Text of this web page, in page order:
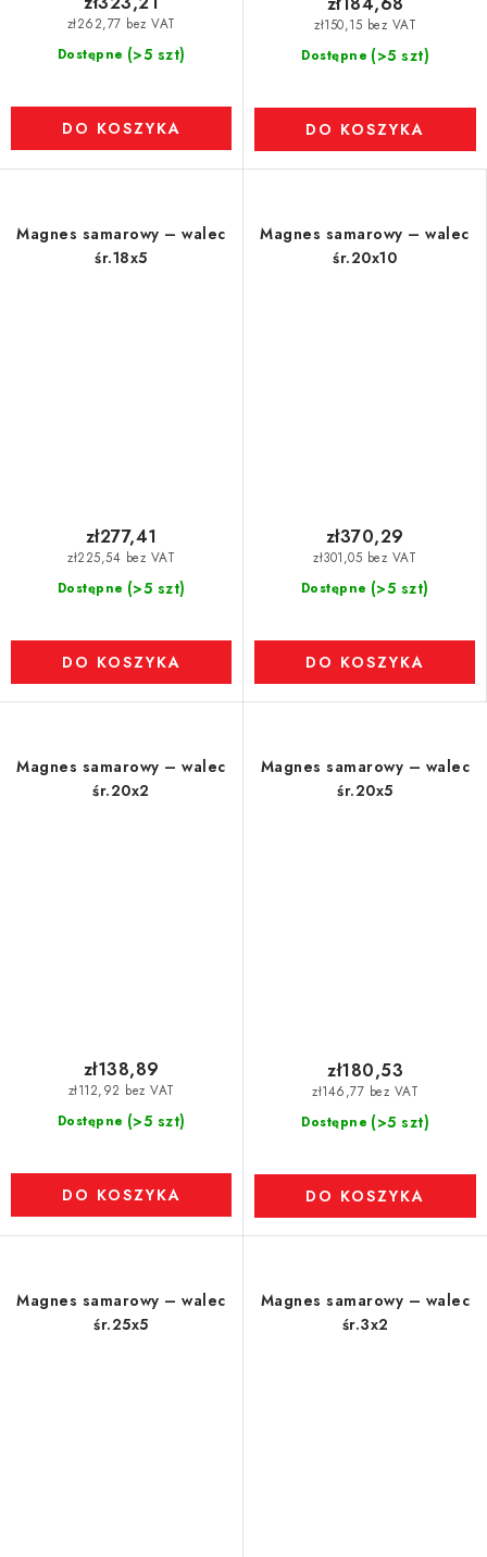
Dostępne (>5 szt)
zł262,77 bez VAT
DO KOSZYKA
Dostępne (>5 szt)
zł150,15 bez VAT
DO KOSZYKA
Magnes samarowy – walec
śr.18x5
Dostępne (>5 szt)
zł225,54 bez VAT
zł277,41
DO KOSZYKA
Magnes samarowy – walec
śr.20x10
Dostępne (>5 szt)
zł301,05 bez VAT
zł370,29
DO KOSZYKA
Magnes samarowy – walec
śr.20x2
Dostępne (>5 szt)
zł112,92 bez VAT
zł138,89
DO KOSZYKA
Magnes samarowy – walec
śr.20x5
Dostępne (>5 szt)
zł146,77 bez VAT
zł180,53
DO KOSZYKA
Magnes samarowy – walec
śr.25x5
Magnes samarowy – walec
śr.3x2